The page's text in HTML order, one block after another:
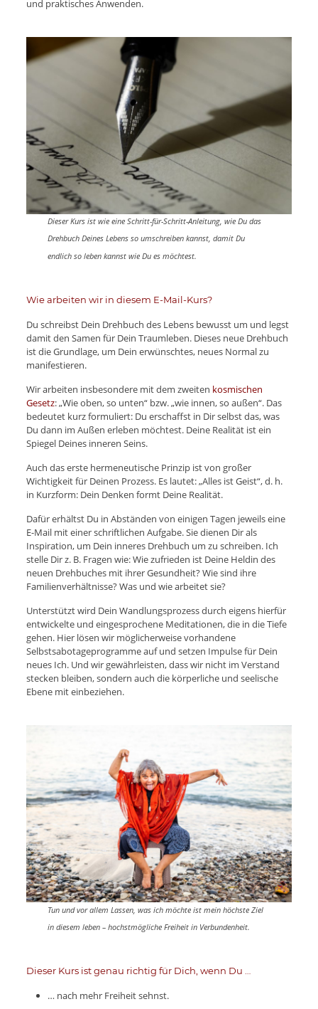
und praktisches Anwenden.
Dieser Kurs ist wie eine Schritt-für-Schritt-Anleitung, wie Du das
Drehbuch Deines Lebens so umschreiben kannst, damit Du
endlich so leben kannst wie Du es möchtest.
Wie arbeiten wir in diesem E-Mail-Kurs?
Du schreibst Dein Drehbuch des Lebens bewusst um und legst
damit den Samen für Dein Traumleben. Dieses neue Drehbuch
ist die Grundlage, um Dein erwünschtes, neues Normal zu
manifestieren.
Wir arbeiten insbesondere mit dem zweiten kosmischen
Gesetz: „Wie oben, so unten“ bzw. „wie innen, so außen“. Das
bedeutet kurz formuliert: Du erschaffst in Dir selbst das, was
Du dann im Außen erleben möchtest. Deine Realität ist ein
Spiegel Deines inneren Seins.
Auch das erste hermeneutische Prinzip ist von großer
Wichtigkeit für Deinen Prozess. Es lautet: „Alles ist Geist“, d. h.
in Kurzform: Dein Denken formt Deine Realität.
Dafür erhältst Du in Abständen von einigen Tagen jeweils eine
E-Mail mit einer schriftlichen Aufgabe. Sie dienen Dir als
Inspiration, um Dein inneres Drehbuch um zu schreiben. Ich
stelle Dir z. B. Fragen wie: Wie zufrieden ist Deine Heldin des
neuen Drehbuches mit ihrer Gesundheit? Wie sind ihre
Familienverhältnisse? Was und wie arbeitet sie?
Unterstützt wird Dein Wandlungsprozess durch eigens hierfür
entwickelte und eingesprochene Meditationen, die in die Tiefe
gehen. Hier lösen wir möglicherweise vorhandene
Selbstsabotageprogramme auf und setzen Impulse für Dein
neues Ich. Und wir gewährleisten, dass wir nicht im Verstand
stecken bleiben, sondern auch die körperliche und seelische
Ebene mit einbeziehen.
Tun und vor allem Lassen, was ich möchte ist mein höchste Ziel
in diesem leben – hochstmögliche Freiheit in Verbundenheit.
Dieser Kurs ist genau richtig für Dich, wenn Du …
… nach mehr Freiheit sehnst.